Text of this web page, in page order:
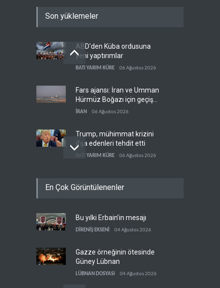
Son yüklemeler
ABD'den Küba ordusuna
yeni yaptırımlar
BATI YARIM KÜRE 06 Ağustos 2026
Fars ajansı: İran ve Umman
Hürmüz Boğazı için geçiş
koridorlarında anlaştı
İRAN 06 Ağustos 2026
Trump, mühimmat krizini
ifşa edenleri tehdit etti
BATI YARIM KÜRE 06 Ağustos 2026
Şeria'da işgalci
İsrail, beyin göçünde rekora
koşuyor
En Çok Görüntülenenler
Bu yılki Erbain’in mesajı
DİRENİŞ EKSENİ 04 Ağustos 2026
Gazze örneğinin ötesinde
Güney Lübnan
LÜBNAN DOSYASI 04 Ağustos 2026